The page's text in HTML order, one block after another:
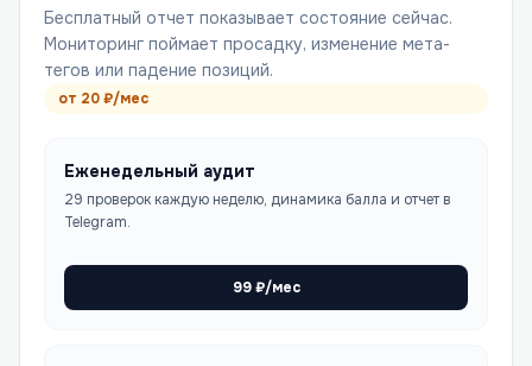
Бесплатный отчет показывает состояние сейчас.
Мониторинг поймает просадку, изменение мета-
тегов или падение позиций.
от 20₽/мес
Еженедельный аудит
29 проверок каждую неделю, динамика балла и отчет в
Telegram.
99₽/мес